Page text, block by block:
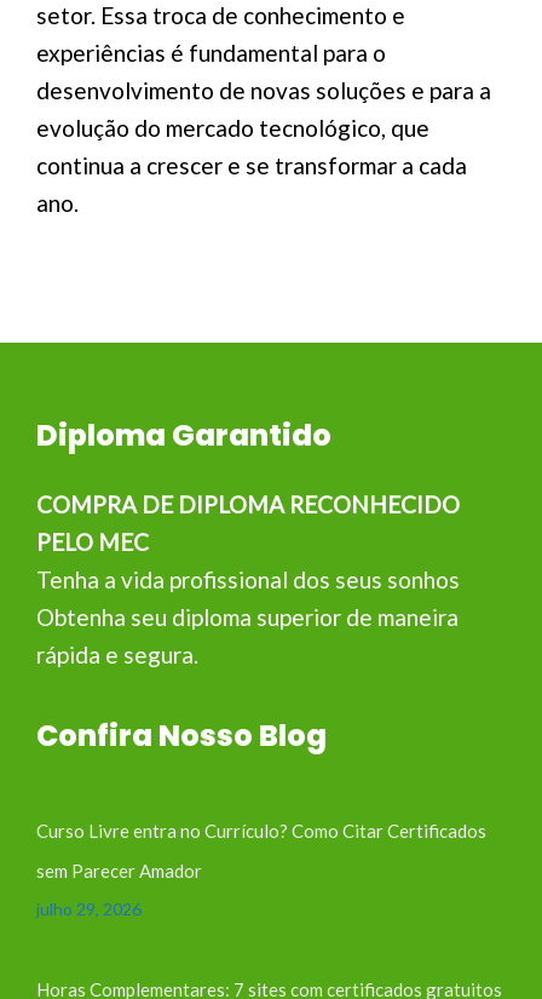
setor. Essa troca de conhecimento e
experiências é fundamental para o
desenvolvimento de novas soluções e para a
evolução do mercado tecnológico, que
continua a crescer e se transformar a cada
ano.
Diploma Garantido
COMPRA DE DIPLOMA RECONHECIDO
PELO MEC
Tenha a vida profissional dos seus sonhos
Obtenha seu diploma superior de maneira
rápida e segura.
Confira Nosso Blog
Curso Livre entra no Currículo? Como Citar Certificados
sem Parecer Amador
julho 29, 2026
Horas Complementares: 7 sites com certificados gratuitos